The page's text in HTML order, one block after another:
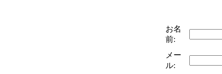
お名
前:
メー
ル: